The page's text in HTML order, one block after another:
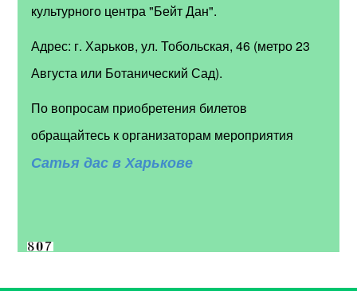
культурного центра "Бейт Дан".
Адрес: г. Харьков, ул. Тобольская, 46 (метро 23
Августа или Ботанический Сад).
По вопросам приобретения билетов
обращайтесь к организаторам мероприятия
Сатья дас в Харькове